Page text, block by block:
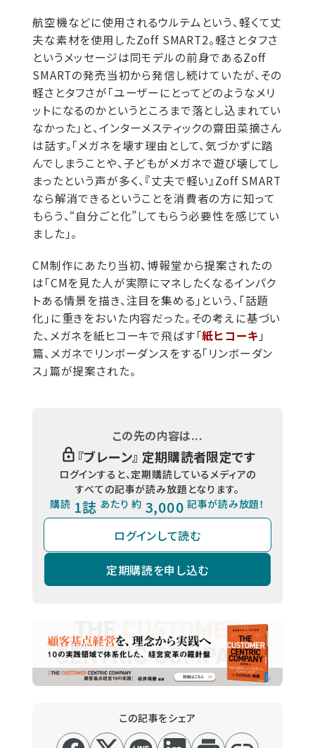
航空機などに使用されるウルテムという、軽くて丈
夫な素材を使用したZoff SMART2。軽さとタフさ
というメッセージは同モデルの前身であるZoff
SMARTの発売当初から発信し続けていたが、その
軽さとタフさが「ユーザーにとってどのようなメリ
ットになるのかというところまで落とし込まれてい
なかった」と、インターメスティックの齋田菜摘さん
は話す。「メガネを壊す理由として、気づかずに踏
んでしまうことや、子どもがメガネで遊び壊してし
まったという声が多く、『丈夫で軽い』Zoff SMART
なら解消できるということを消費者の方に知って
もらう、“自分ごと化”してもらう必要性を感じてい
ました」。
CM制作にあたり当初、博報堂から提案されたの
は「CMを見た人が実際にマネしたくなるインパク
トある情景を描き、注目を集める」という、「話題
化」に重きをおいた内容だった。その考えに基づい
た、メガネを紙ヒコーキで飛ばす「紙ヒコーキ 」
篇、メガネでリンボーダンスをする「リンボーダン
ス」篇が提案された。
この先の内容は...
『ブレーン』 定期購読者限定です
ログインすると、定期購読しているメディアの
すべての記事が読み放題となります。
購読 1誌 あたり 約 3,000 記事が読み放題！
ログインして読む
定期購読を申し込む
この記事をシェア